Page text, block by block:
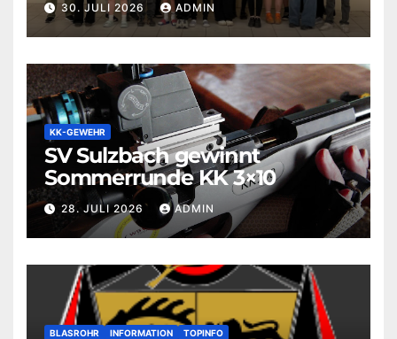
30. JULI 2026 ADMIN
KK-GEWEHR
SV Sulzbach gewinnt
Sommerrunde KK 3×10
28. JULI 2026 ADMIN
BLASROHR INFORMATION TOPINFO